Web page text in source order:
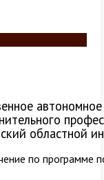
областной
по программе